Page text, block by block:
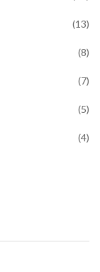
(13)
(8)
(7)
(5)
(4)